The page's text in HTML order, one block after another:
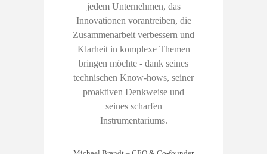
jedem Unternehmen, das
Innovationen vorantreiben, die
Zusammenarbeit verbessern und
Klarheit in komplexe Themen
bringen möchte - dank seines
technischen Know-hows, seiner
proaktiven Denkweise und
seines scharfen
Instrumentariums.